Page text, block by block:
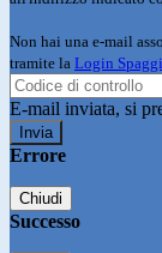
Non hai una e-mail
tramite la Login
E-mail inviata, si
Errore
Chiudi
Successo